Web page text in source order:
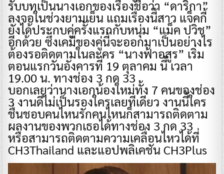
รับบทเป็นนางเอกของเรื่องชื่อว่า “ดาริกา”
ลงจอในช่วงยามเย็น แถมเรื่องนี้สาว แจ็คกี้
ยังได้ประกบคู่ครั้งแรกกับหนุ่ม “แม็ค ปวิช”
อีกด้วย ซึ่งเคมีของคู่นี้จะออกมาเป็นอย่างไร
ต้องรอติดตามในละคร “นางฟ้าอสูร” เริ่ม
ตอนแรกวันอังคารที่ 19 ตุลาคม นี้ เวลา
19.00 น. ทางช่อง 3 กด 33
บอกเลยว่านางเอกน้องใหม่ทั้ง 7 คนของช่อง
3 งานดีไม่เป็นรองใครเลยทีเดียว งานนี้ใคร
ชื่นชอบคนไหนรักคนไหนก็สามารถติดตาม
ผลงานของพวกเธอได้ทางช่อง 3 กด 33
หรือสามารถติดตามความเคลื่อนไหวได้ที่
CH3Thailand และแอปพลิเคชัน ‎CH3Plus